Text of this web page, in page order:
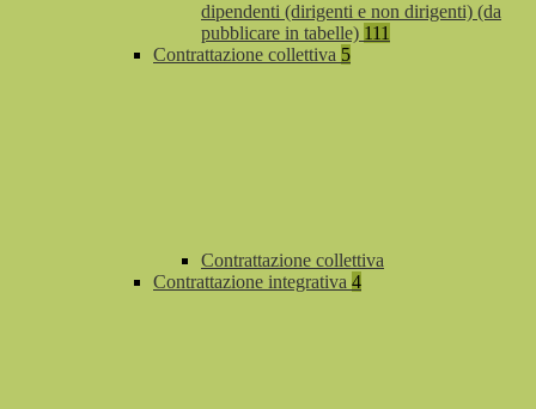
dipendenti (dirigenti e non dirigenti) (da
pubblicare in tabelle) 111
Contrattazione collettiva 5
Contrattazione collettiva
Contrattazione integrativa 4